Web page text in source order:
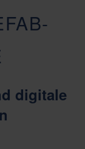
digitale